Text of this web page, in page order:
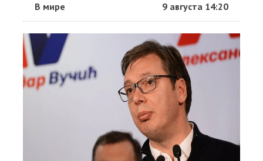
В мире 9 августа 14:20